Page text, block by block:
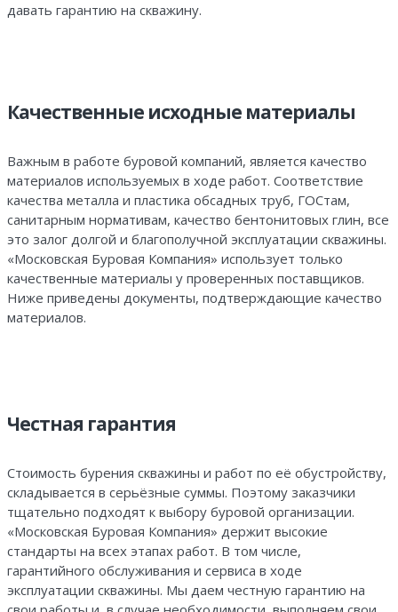
давать гарантию на скважину.
Качественные исходные материалы
Важным в работе буровой компаний, является качество
материалов используемых в ходе работ. Соответствие
качества металла и пластика обсадных труб, ГОСтам,
санитарным нормативам, качество бентонитовых глин, все
это залог долгой и благополучной эксплуатации скважины.
«Московская Буровая Компания» использует только
качественные материалы у проверенных поставщиков.
Ниже приведены документы, подтверждающие качество
материалов.
Честная гарантия
Стоимость бурения скважины и работ по её обустройству,
складывается в серьёзные суммы. Поэтому заказчики
тщательно подходят к выбору буровой организации.
«Московская Буровая Компания» держит высокие
стандарты на всех этапах работ. В том числе,
гарантийного обслуживания и сервиса в ходе
эксплуатации скважины. Мы даем честную гарантию на